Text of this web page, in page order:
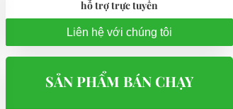
HOẶC
hỗ trợ trực tuyến
Liên hệ với chúng tôi